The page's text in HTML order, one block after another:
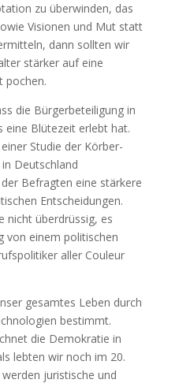
zu überwinden, das
Visionen und Mut statt
dann sollten wir
stärker auf eine
pochen.
die Bürgerbeteiligung in
eine Blütezeit erlebt hat.
Studie der Körber-
Deutschland
Befragten eine stärkere
Entscheidungen.
nicht überdrüssig, es
von einem politischen
aller Couleur
gesamtes Leben durch
bestimmt.
die Demokratie in
lebten wir noch im 20.
juristische und